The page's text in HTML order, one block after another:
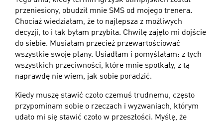
przeniesiony, obudził mnie SMS od mojego trenera.
Chociaż wiedziałam, że to najlepsza z możliwych
decyzji, to i tak byłam przybita. Chwilę zajęło mi dojście
do siebie. Musiałam przecież przewartościować
wszystkie swoje plany. Usiadłam i pomyślałam: z tych
wszystkich przeciwności, które mnie spotkały, z tą
naprawdę nie wiem, jak sobie poradzić.
Kiedy muszę stawić czoło czemuś trudnemu, często
przypominam sobie o rzeczach i wyzwaniach, którym
udało mi się stawić czoło w przeszłości. Myślę, że